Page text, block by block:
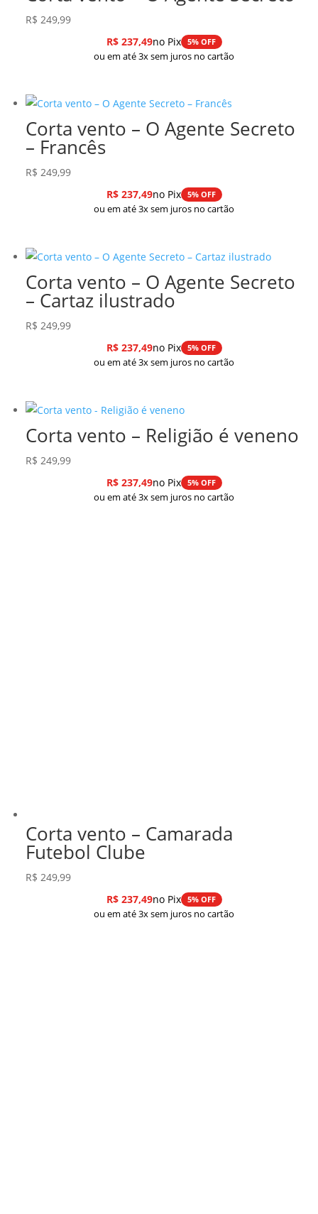
R$ 249,99
R$237,49no Pix 5% OFF
ou em até 3x sem juros no cartão
Corta vento – O Agente Secreto
– Francês
R$ 249,99
R$237,49no Pix 5% OFF
ou em até 3x sem juros no cartão
Corta vento – O Agente Secreto
– Cartaz ilustrado
R$ 249,99
R$237,49no Pix 5% OFF
ou em até 3x sem juros no cartão
Corta vento – Religião é veneno
R$ 249,99
R$237,49no Pix 5% OFF
ou em até 3x sem juros no cartão
Corta vento – Camarada
Futebol Clube
R$ 249,99
R$237,49no Pix 5% OFF
ou em até 3x sem juros no cartão